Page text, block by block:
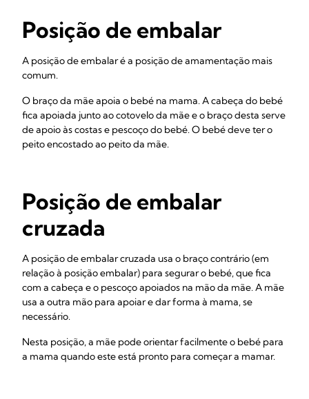
Posição de embalar
A posição de embalar é a posição de amamentação mais
comum.
O braço da mãe apoia o bebé na mama. A cabeça do bebé
fica apoiada junto ao cotovelo da mãe e o braço desta serve
de apoio às costas e pescoço do bebé. O bebé deve ter o
peito encostado ao peito da mãe.
Posição de embalar
cruzada
A posição de embalar cruzada usa o braço contrário (em
relação à posição embalar) para segurar o bebé, que fica
com a cabeça e o pescoço apoiados na mão da mãe. A mãe
usa a outra mão para apoiar e dar forma à mama, se
necessário.
Nesta posição, a mãe pode orientar facilmente o bebé para
a mama quando este está pronto para começar a mamar.